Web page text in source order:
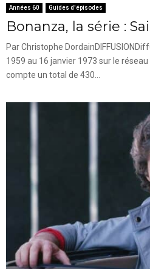
Années 60 Guides d'épisodes
Bonanza, la série :
Par Christophe
1959 au 16 janvier 1973 sur le
compte un total de 430...